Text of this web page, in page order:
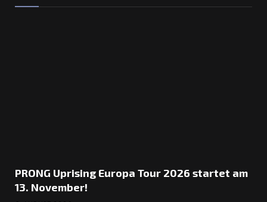
PRONG Uprising Europa Tour 2026 startet am
13. November!